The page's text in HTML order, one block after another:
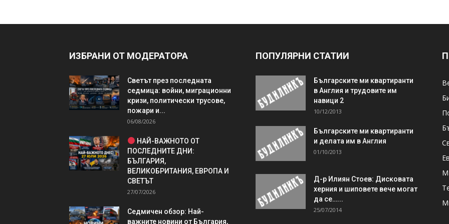
ИЗБРАНИ ОТ МОДЕРАТОРА
Светът през последната
седмица: войни, миграционни
кризи, политически трусове,
пожари и...
06/08/2026
НАЙ-ВАЖНОТО ОТ
ПОСЛЕДНИТЕ ДНИ:
БЪЛГАРИЯ,
ВЕЛИКОБРИТАНИЯ, ЕВРОПА И
СВЕТЪТ
27/07/2026
Седмичен обзор: Най-
важните новини от България,
ПОПУЛЯРНИ СТАТИИ
Българските ми квартиранти
в Англия и трудовите им
навици 2
10/12/2013
Българските ми квартиранти
и делата им в Англия
01/10/2013
Д-р Илиян Стоев: Дисковата
херния и шиповете вече могат
да се…...
25/07/2014